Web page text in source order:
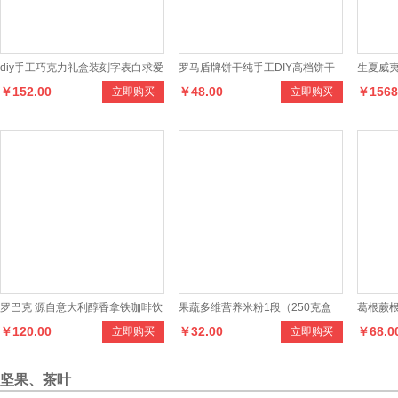
diy手工巧克力礼盒装刻字表白求爱
创意情人节送男女生日礼物立即购买
￥152.00
罗马盾牌饼干纯手工DIY高档饼干
美味奶香杏仁饼干 立即购买
￥48.00
生夏威
25KG一
￥
罗巴克 源自意大利醇香拿铁咖啡饮
料 立即购买
￥120.00
果蔬多维营养米粉1段（250克盒
装） 立即购买
￥32.00
葛根蕨
克罐装
￥
坚果、茶叶